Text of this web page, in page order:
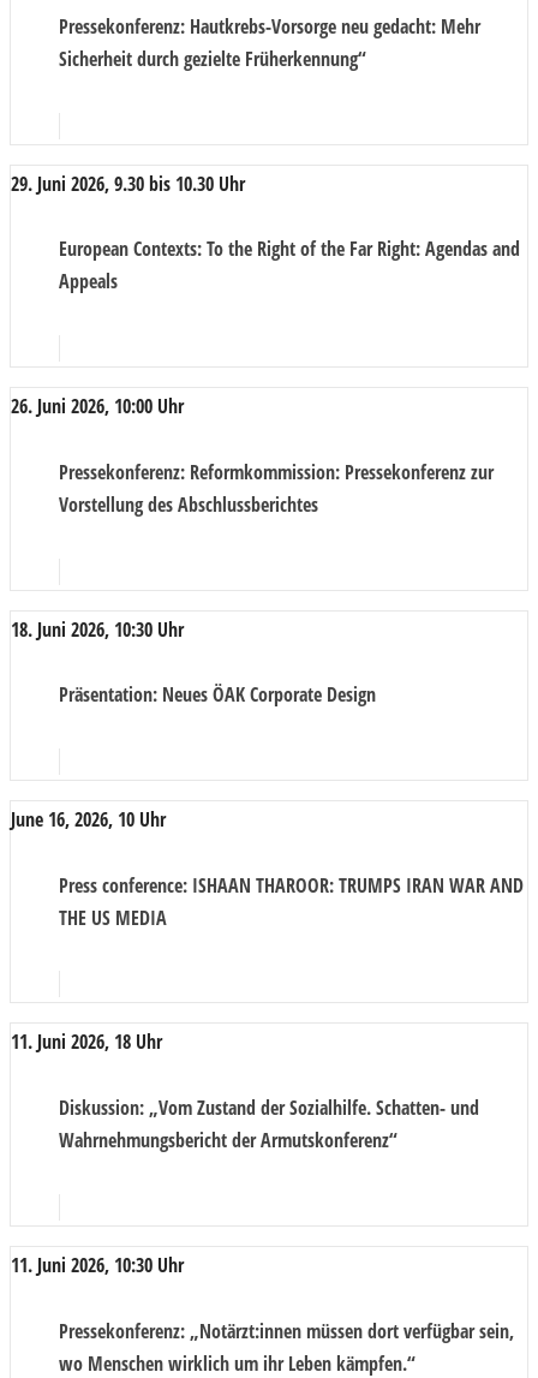
Pressekonferenz: Hautkrebs-Vorsorge neu gedacht: Mehr
Sicherheit durch gezielte Früherkennung“
29. Juni 2026, 9.30 bis 10.30 Uhr
European Contexts: To the Right of the Far Right: Agendas and
Appeals
26. Juni 2026, 10:00 Uhr
Pressekonferenz: Reformkommission: Pressekonferenz zur
Vorstellung des Abschlussberichtes
18. Juni 2026, 10:30 Uhr
Präsentation: Neues ÖAK Corporate Design
June 16, 2026, 10 Uhr
Press conference: ISHAAN THAROOR: TRUMPS IRAN WAR AND
THE US MEDIA
11. Juni 2026, 18 Uhr
Diskussion: „Vom Zustand der Sozialhilfe. Schatten- und
Wahrnehmungsbericht der Armutskonferenz“
11. Juni 2026, 10:30 Uhr
Pressekonferenz: „Notärzt:innen müssen dort verfügbar sein,
wo Menschen wirklich um ihr Leben kämpfen.“